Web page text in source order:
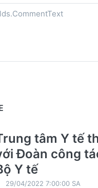
tâm Y tế
Đoàn công
Y tế
29/04/2022 7:00:00 SA